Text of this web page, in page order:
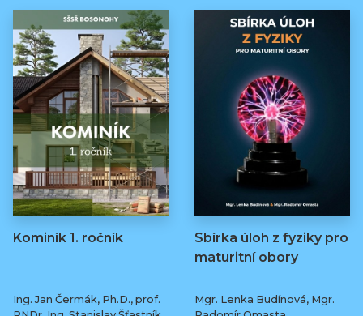
Kominík 1. ročník
Ing. Jan Čermák, Ph.D., prof.
Sbírka úloh z fyziky pro
maturitní obory
Mgr. Lenka Budínová, Mgr.